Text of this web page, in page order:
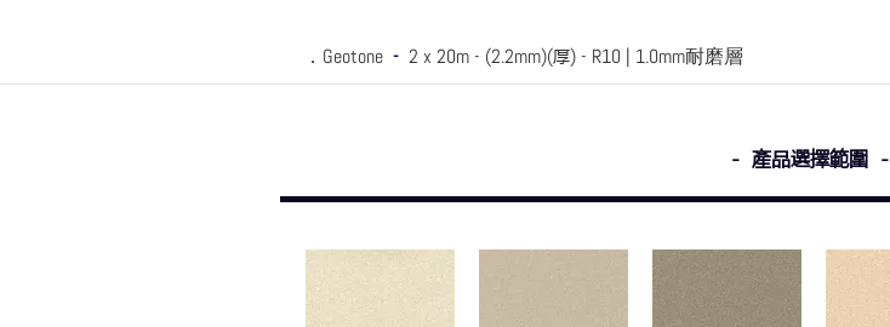
．Geotone - 2 x 20m - (2.2mm)(厚) - R10 | 1.0mm耐磨層
- 產品選擇範圍 -